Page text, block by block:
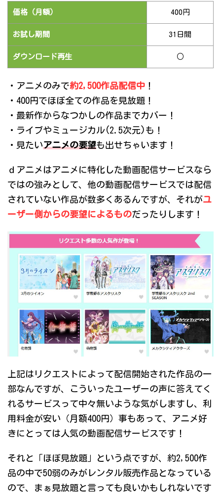
価格（月額） 400円
お試し期間 31日間
ダウンロード再生 ○
・アニメのみで約2,500作品配信中 ！
・400円でほぼ全ての作品を見放題！
・最新作からなつかしの作品までカバー！
・ライブやミュージカル(2.5次元)も！
・見たいアニメの要望も出せちゃいます！
ｄアニメはアニメに特化した動画配信サービスなら
ではの強みとして、他の動画配信サービスでは配信
されていない作品が数多くあるんですが、それがユ
ーザー側からの要望によるものだったりします！
上記はリクエストによって配信開始された作品の一
部なんですが、こういったユーザーの声に答えてく
れるサービスって中々無いような気がしますし、利
用料金が安い（月額400円）事もあって、アニメ好
きにとっては人気の動画配信サービスです！
それと「ほぼ見放題」という点ですが、約2,500作
品の中で50弱のみがレンタル販売作品となっている
ので、まぁ見放題と言っても良いかもしれないです